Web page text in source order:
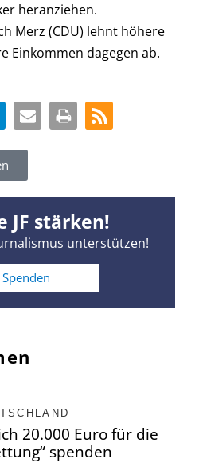
heranziehen.
Merz (CDU) lehnt höhere
Einkommen dagegen ab.
JF stärken!
unterstützen!
Spenden
20.000 Euro für die
spenden